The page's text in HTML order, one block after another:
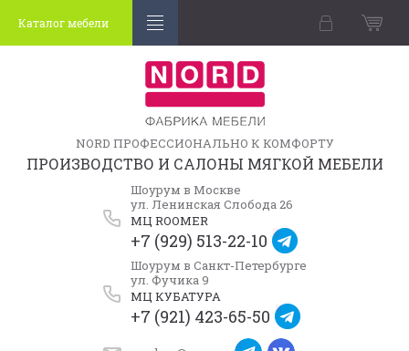
Каталог мебели
NORD ПРОФЕССИОНАЛЬНО К КОМФОРТУ
ПРОИЗВОДСТВО И САЛОНЫ МЯГКОЙ МЕБЕЛИ
Шоурум в Москве
ул. Ленинская Слобода 26
МЦ ROOMER
+7 (929) 513-22-10
Шоурум в Санкт-Петербурге
ул. Фучика 9
МЦ КУБАТУРА
+7 (921) 423-65-50